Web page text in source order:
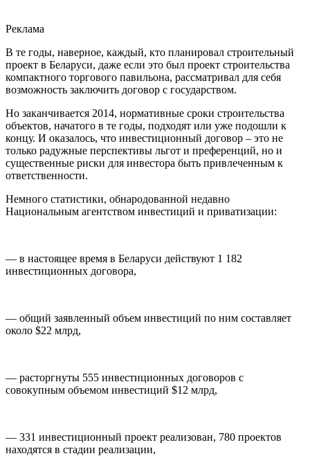
Реклама
В те годы, наверное, каждый, кто планировал строительный
проект в Беларуси, даже если это был проект строительства
компактного торгового павильона, рассматривал для себя
возможность заключить договор с государством.
Но заканчивается 2014, нормативные сроки строительства
объектов, начатого в те годы, подходят или уже подошли к
концу. И оказалось, что инвестиционный договор – это не
только радужные перспективы льгот и преференций, но и
существенные риски для инвестора быть привлеченным к
ответственности.
Немного статистики, обнародованной недавно
Национальным агентством инвестиций и приватизации:
— в настоящее время в Беларуси действуют 1 182
инвестиционных договора,
— общий заявленный объем инвестиций по ним составляет
около $22 млрд,
— расторгнуты 555 инвестиционных договоров с
совокупным объемом инвестиций $12 млрд,
— 331 инвестиционный проект реализован, 780 проектов
находятся в стадии реализации,